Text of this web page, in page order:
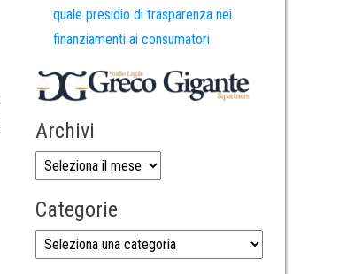
quale presidio di trasparenza nei
finanziamenti ai consumatori
Archivi
Categorie